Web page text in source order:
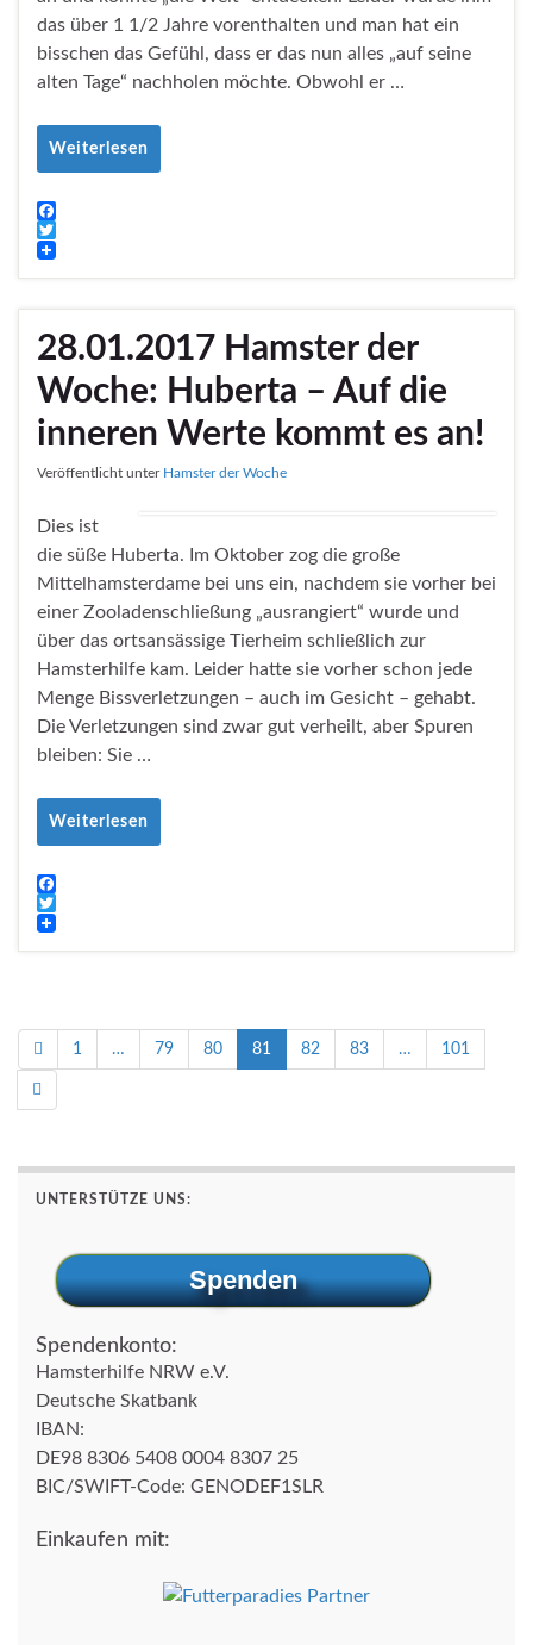
das über 1 1/2 Jahre vorenthalten und man hat ein
bisschen das Gefühl, dass er das nun alles „auf seine
alten Tage“ nachholen möchte. Obwohl er …
Weiterlesen
F
a
b
o
k
T
t
e
r
28.01.2017 Hamster der
Woche: Huberta – Auf die
inneren Werte kommt es an!
Veröffentlicht unter Hamster der Woche
Dies ist
die süße Huberta. Im Oktober zog die große
Mittelhamsterdame bei uns ein, nachdem sie vorher bei
einer Zooladenschließung „ausrangiert“ wurde und
über das ortsansässige Tierheim schließlich zur
Hamsterhilfe kam. Leider hatte sie vorher schon jede
Menge Bissverletzungen – auch im Gesicht – gehabt.
Die Verletzungen sind zwar gut verheilt, aber Spuren
bleiben: Sie …
Weiterlesen
F
a
k
T
r
1 … 79 80 81 82 83 … 101
UNTERSTÜTZE UNS:
Spenden
Spendenkonto:
Hamsterhilfe NRW e.V.
Deutsche Skatbank
IBAN:
DE98 8306 5408 0004 8307 25
BIC/SWIFT-Code: GENODEF1SLR
Einkaufen mit: